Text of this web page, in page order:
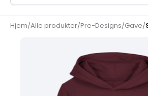
Hjem/Alle produkter/Pre-Designs/Gave/